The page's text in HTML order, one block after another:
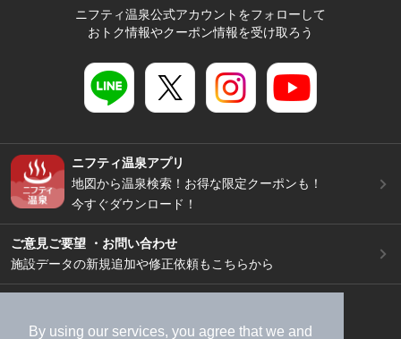
By using our services, you agree that we and
ニフティ温泉公式アカウントをフォローして
おトク情報やクーポン情報を受け取ろう
ニフティ温泉アプリ
地図から温泉検索！お得な限定クーポンも！
今すぐダウンロード！
ご意見ご要望 ・お問い合わせ
施設データの新規追加や修正依頼もこちらから
加盟店募集（資料請求）
広告出稿のご案内